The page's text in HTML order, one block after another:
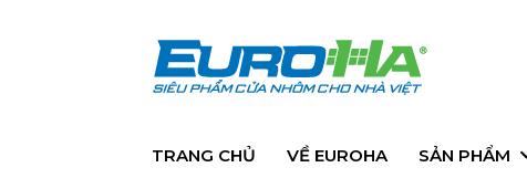
TRANG CHỦ VỀ EUROHA SẢN PHẨM